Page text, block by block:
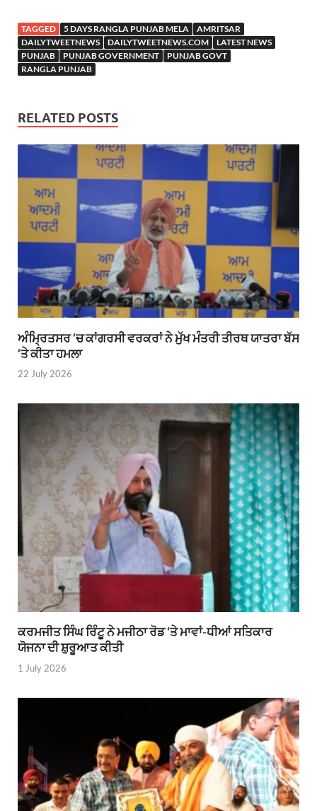
TAGGED 5 DAYS RANGLA PUNJAB MELA
AMRITSAR
DAILYTWEETNEWS
DAILYTWEETNEWS.COM
LATEST NEWS
PUNJAB
PUNJAB GOVERNMENT
PUNJAB GOVT
RANGLA PUNJAB
RELATED POSTS
ਅੰਮ੍ਰਿਤਸਰ ‘ਚ ਕਾਂਗਰਸੀ ਵਰਕਰਾਂ ਨੇ ਮੁੱਖ ਮੰਤਰੀ ਤੀਰਥ ਯਾਤਰਾ ਬੱਸ
‘ਤੇ ਕੀਤਾ ਹਮਲਾ
22 July 2026
ਕਰਮਜੀਤ ਸਿੰਘ ਰਿੰਟੂ ਨੇ ਮਜੀਠਾ ਰੋਡ ‘ਤੇ ਮਾਵਾਂ-ਧੀਆਂ ਸਤਿਕਾਰ
ਯੋਜਨਾ ਦੀ ਸ਼ੁਰੂਆਤ ਕੀਤੀ
1 July 2026